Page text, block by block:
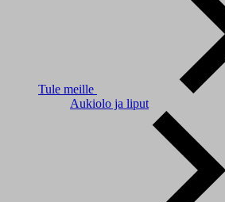
Tule meille
Aukiolo ja liput